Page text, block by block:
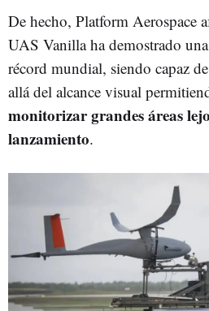
De hecho, Platform Aerospace
UAS Vanilla ha demostrado
récord mundial, siendo capaz
allá del alcance visual
monitorizar grandes áreas
lanzamiento.